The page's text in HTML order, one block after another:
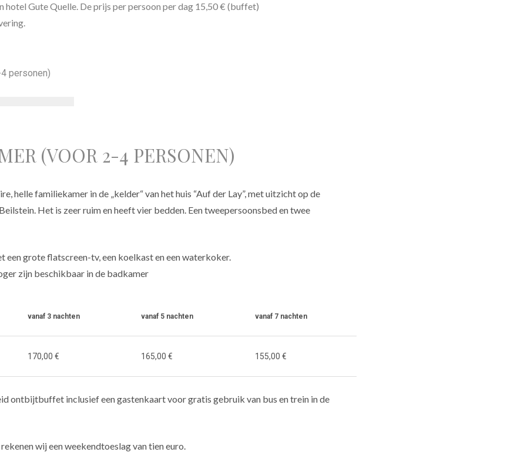
hotel Gute Quelle. De prijs per persoon per dag 15,50 € (buffet)
(VOOR 2-4 PERSONEN)
helle familiekamer in de „kelder“ van het huis “Auf der Lay”, met uitzicht op de
Het is zeer ruim en heeft vier bedden. Een tweepersoonsbed en twee
een grote flatscreen-tv, een koelkast en een waterkoker.
zijn beschikbaar in de badkamer
vanaf 3 nachten vanaf 5 nachten vanaf 7 nachten
170,00 € 165,00 € 155,00 €
ontbijtbuffet inclusief een gastenkaart voor gratis gebruik van bus en trein in de
wij een weekendtoeslag van tien euro.